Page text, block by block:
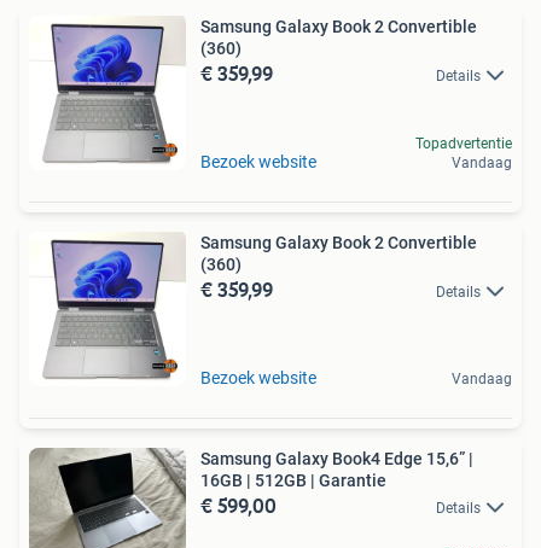
Samsung Galaxy Book 2 Convertible
(360)
€ 359,99 Details
Bezoek website
Topadvertentie
Vandaag
Samsung Galaxy Book 2 Convertible
(360)
€ 359,99 Details
Bezoek website Vandaag
Samsung Galaxy Book4 Edge 15,6” |
16GB | 512GB | Garantie
€ 599,00 Details